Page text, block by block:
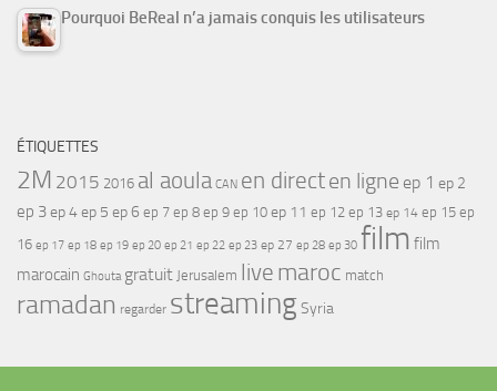
Pourquoi BeReal n’a jamais conquis les utilisateurs
ÉTIQUETTES
2M 2015 2016 al aoula CAN en directen ligne ep 1 ep 2
ep 3ep 4ep 5 ep 6 ep 7 ep 8 ep 9 ep 10 ep 11 ep 12 ep 13 ep 14 ep 15 ep
16 ep 17 ep 18 ep 19 ep 20 ep 21 ep 22 ep 23 ep 27 ep 28 ep 30 film film
marocain Ghouta gratuit Jerusalem live maroc match
ramadan regarder streamingSyria